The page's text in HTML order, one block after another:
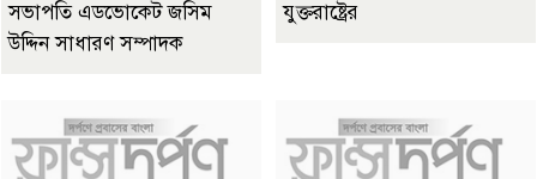
সভাপতি এডভোকেট জসিম
উদ্দিন সাধারণ সম্পাদক
যুক্তরাষ্ট্রের